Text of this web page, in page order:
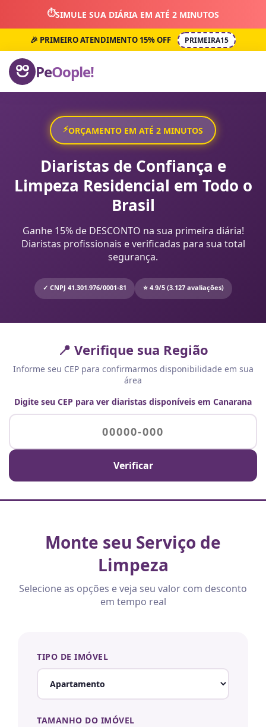
⏱️SIMULE SUA DIÁRIA EM ATÉ 2 MINUTOS
🎉 PRIMEIRO ATENDIMENTO 15% OFF PRIMEIRA15
PeOople!
⚡ORÇAMENTO EM ATÉ 2 MINUTOS
Diaristas de Confiança e
Limpeza Residencial em Todo o
Brasil
Ganhe 15% de DESCONTO na sua primeira diária!
Diaristas profissionais e verificadas para sua total
segurança.
✓ CNPJ 41.301.976/0001-81 ⭐ 4.9/5 (3.127 avaliações)
📍 Verifique sua Região
Informe seu CEP para confirmarmos disponibilidade em sua
área
Digite seu CEP para ver diaristas disponíveis em Canarana
Verificar
Monte seu Serviço de
Limpeza
Selecione as opções e veja seu valor com desconto
em tempo real
TIPO DE IMÓVEL
TAMANHO DO IMÓVEL